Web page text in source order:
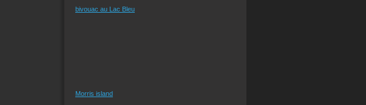
bivouac au Lac Bleu
Morris island